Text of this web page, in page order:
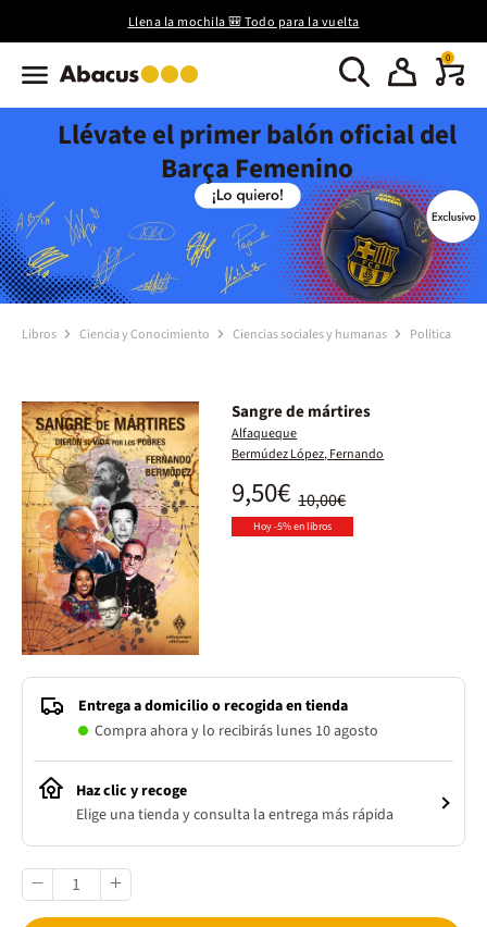
Llena la mochila 🎒 Todo para la vuelta
0
Llévate el primer balón oficial del
Barça Femenino
Libros Ciencia y Conocimiento Ciencias sociales y humanas Política
Sangre de mártires
Alfaqueque
Bermúdez López, Fernando
10,00€
9,50€
Hoy -5% en libros
Entrega a domicilio o recogida en tienda
Compra ahora y lo recibirás lunes 10 agosto
Haz clic y recoge
Elige una tienda y consulta la entrega más rápida